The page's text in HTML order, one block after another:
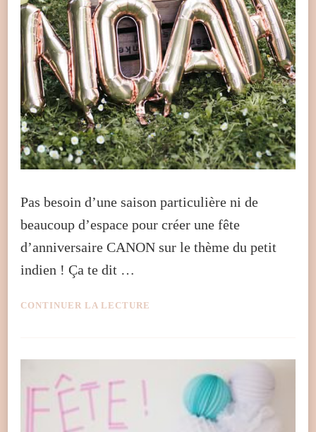
Pas besoin d’une saison particulière ni de
beaucoup d’espace pour créer une fête
d’anniversaire CANON sur le thème du petit
indien ! Ça te dit …
CONTINUER LA LECTURE